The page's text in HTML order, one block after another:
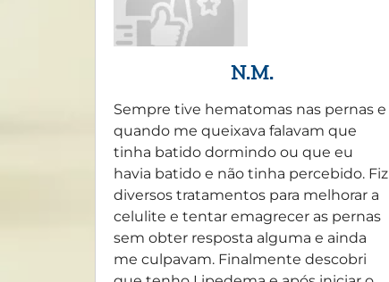
N.M.
Sempre tive hematomas nas pernas e
quando me queixava falavam que
tinha batido dormindo ou que eu
havia batido e não tinha percebido. Fiz
diversos tratamentos para melhorar a
celulite e tentar emagrecer as pernas
sem obter resposta alguma e ainda
me culpavam. Finalmente descobri